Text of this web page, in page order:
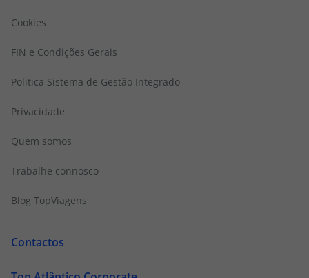
Cookies
FIN e Condições Gerais
Politica Sistema de Gestão Integrado
Privacidade
Quem somos
Trabalhe connosco
Blog TopViagens
Contactos